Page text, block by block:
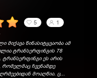
5 1
მიქავა წინასიტყვაობა ამ
ტრანსერფინგის 78
ტრანსერფინგი ეს არის
ჩვენამდე
მოაღწია. ც...